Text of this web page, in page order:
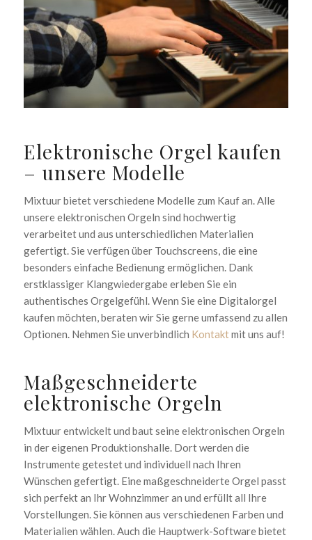
Elektronische Orgel kaufen
– unsere Modelle
Mixtuur bietet verschiedene Modelle zum Kauf an. Alle
unsere elektronischen Orgeln sind hochwertig
verarbeitet und aus unterschiedlichen Materialien
gefertigt. Sie verfügen über Touchscreens, die eine
besonders einfache Bedienung ermöglichen. Dank
erstklassiger Klangwiedergabe erleben Sie ein
authentisches Orgelgefühl. Wenn Sie eine Digitalorgel
kaufen möchten, beraten wir Sie gerne umfassend zu allen
Optionen. Nehmen Sie unverbindlich Kontaktmit uns auf!
Maßgeschneiderte
elektronische Orgeln
Mixtuur entwickelt und baut seine elektronischen Orgeln
in der eigenen Produktionshalle. Dort werden die
Instrumente getestet und individuell nach Ihren
Wünschen gefertigt. Eine maßgeschneiderte Orgel passt
sich perfekt an Ihr Wohnzimmer an und erfüllt all Ihre
Vorstellungen. Sie können aus verschiedenen Farben und
Materialien wählen. Auch die Hauptwerk-Software bietet